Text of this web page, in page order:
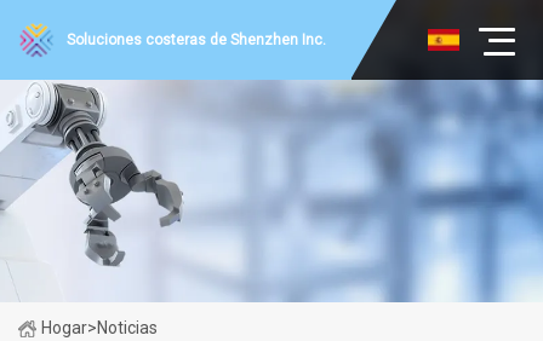
Soluciones costeras de Shenzhen Inc.
Hogar>Noticias